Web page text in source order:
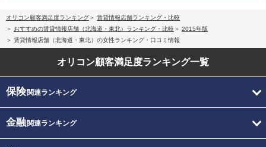
オリコン顧客満足度ランキング
賃貸情報店舗ランキング・比較
おすすめの賃貸情報店舗（北海道・東北）ランキング・比較
2015年版
賃貸情報店舗（北海道・東北）の女性ランキング・口コミ情報
オリコン顧客満足度ランキング一覧
保険関連ランキング
金融関連ランキング